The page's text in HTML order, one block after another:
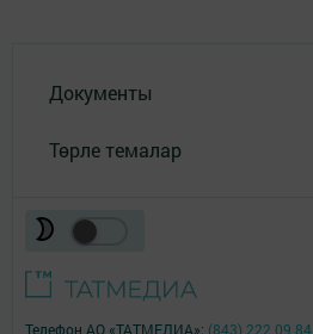
Документы
Төрле темалар
Телефон АО «ТАТМЕДИА»: (843) 222 09 84